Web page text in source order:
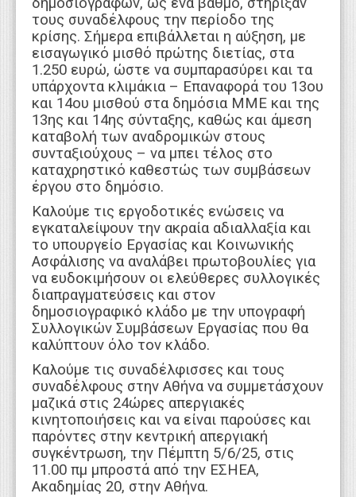
τους συναδέλφους την περίοδο της
κρίσης. Σήμερα επιβάλλεται η αύξηση, με
εισαγωγικό μισθό πρώτης διετίας, στα
1.250 ευρώ, ώστε να συμπαρασύρει και τα
υπάρχοντα κλιμάκια – Επαναφορά του 13ου
και 14ου μισθού στα δημόσια ΜΜΕ και της
13ης και 14ης σύνταξης, καθώς και άμεση
καταβολή των αναδρομικών στους
συνταξιούχους – να μπει τέλος στο
καταχρηστικό καθεστώς των συμβάσεων
έργου στο δημόσιο.
Καλούμε τις εργοδοτικές ενώσεις να
εγκαταλείψουν την ακραία αδιαλλαξία και
το υπουργείο Εργασίας και Κοινωνικής
Ασφάλισης να αναλάβει πρωτοβουλίες για
να ευδοκιμήσουν οι ελεύθερες συλλογικές
διαπραγματεύσεις και στον
δημοσιογραφικό κλάδο με την υπογραφή
Συλλογικών Συμβάσεων Εργασίας που θα
καλύπτουν όλο τον κλάδο.
Καλούμε τις συναδέλφισσες και τους
συναδέλφους στην Αθήνα να συμμετάσχουν
μαζικά στις 24ώρες απεργιακές
κινητοποιήσεις και να είναι παρούσες και
παρόντες στην κεντρική απεργιακή
συγκέντρωση, την Πέμπτη 5/6/25, στις
11.00 πμ μπροστά από την ΕΣΗΕΑ,
Ακαδημίας 20, στην Αθήνα.